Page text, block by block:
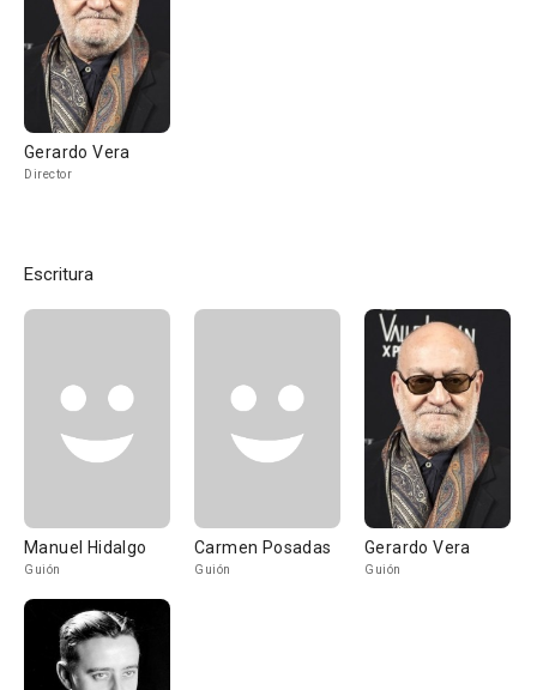
Gerardo Vera
Director
Escritura
Manuel Hidalgo
Guión
Carmen Posadas
Guión
Gerardo Vera
Guión